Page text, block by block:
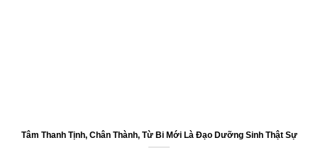
Tâm Thanh Tịnh, Chân Thành, Từ Bi Mới Là Đạo Dưỡng Sinh Thật Sự